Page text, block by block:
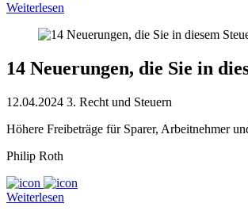
Weiterlesen
14 Neuerungen, die Sie in
12.04.2024 3. Recht und Steuern
Höhere Freibeträge für Sparer, Arbeitnehmer
Philip Roth
Weiterlesen